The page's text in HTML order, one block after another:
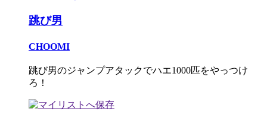
跳び男
CHOOMI
跳び男のジャンプアタックでハエ1000匹をやっつけ
ろ！